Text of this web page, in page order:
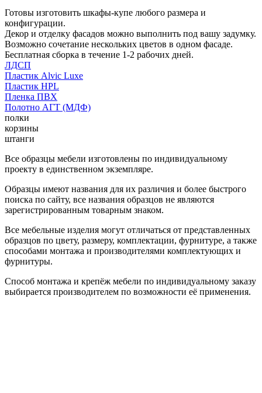
Готовы изготовить шкафы-купе любого размера и
конфигурации.
Декор и отделку фасадов можно выполнить под вашу задумку.
Возможно сочетание нескольких цветов в одном фасаде.
Бесплатная сборка в течение 1-2 рабочих дней.
ЛДСП
Пластик Alvic Luxe
Пластик HPL
Пленка ПВХ
Полотно АГТ (МДФ)
полки
корзины
штанги
Все образцы мебели изготовлены по индивидуальному
проекту в единственном экземпляре.
Образцы имеют названия для их различия и более быстрого
поиска по сайту, все названия образцов не являются
зарегистрированным товарным знаком.
Все мебельные изделия могут отличаться от представленных
образцов по цвету, размеру, комплектации, фурнитуре, а также
способами монтажа и производителями комплектующих и
фурнитуры.
Способ монтажа и крепёж мебели по индивидуальному заказу
выбирается производителем по возможности её применения.